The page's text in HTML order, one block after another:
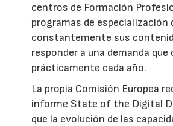
centros de Formación
programas de especialización
constantemente sus
responder a una demanda que
prácticamente cada año.
La propia Comisión Europea
informe State of the Digital
que la evolución de las